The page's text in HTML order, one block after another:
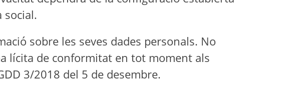
social.
sobre les seves dades personals. No
lícita de conformitat en tot moment als
3/2018 del 5 de desembre.